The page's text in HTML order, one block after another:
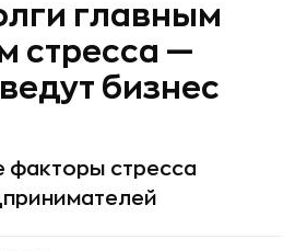
главным
стресса —
бизнес
факторы стресса